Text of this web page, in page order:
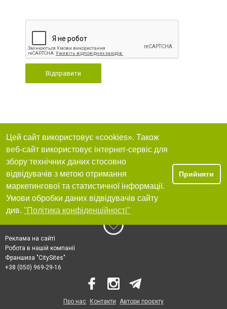
Відправити
Цей сайт використовує «cookies». Також
веб-сайт використовує інтернет-сервіс для
збору технічних даних стосовно
відвідувачів з метою отримання
маркетингової та статистичної інформації.
Умови обробки даних відвідувачів сайту
див. "Політика конфіденційності"
Прийняти
Реклама на сайті
Робота в нашій компанії
Франшиза "CitySites"
+38 (050) 969-29-16
Про нас Контакти Автори проєкту